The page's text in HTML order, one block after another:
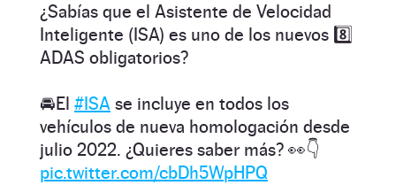
¿Sabías que el Asistente de Velocidad
Inteligente (ISA) es uno de los nuevos 8️⃣
ADAS obligatorios?
🚘El #ISA se incluye en todos los
vehículos de nueva homologación desde
julio 2022. ¿Quieres saber más? 👀👇
pic.twitter.com/cbDh5WpHPQ